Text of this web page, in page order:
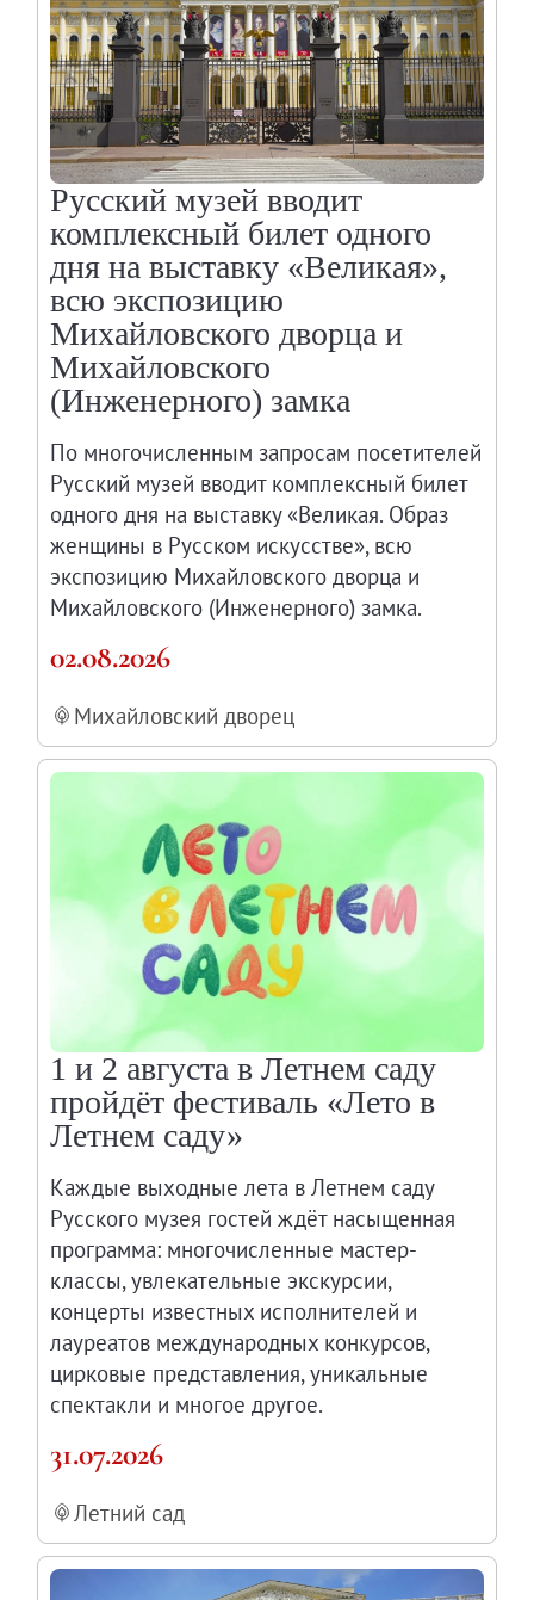
Живопись XVIII – первой половины XIX вв.
Живопись второй половины XIX века -
Скульптура XVIII – начала XX вв.
Скульптура XX – XXI вв.
Нумизматика
Гравюра
Рисунок
Декоративно-прикладное искусство
Народное искусство
Искусство новейших течений
Архив изображений
Современная фотография
Дар Петера и Ирене Людвиг
Образование и наука
Молодёжный совет
Каталоги и альбомы
Научные каталоги собрания
Научные сборники
Буклеты
Ежегодные отчеты
Служба регионального развития Русского
Лекции и абонементы
Лекторий
Лекции
Абонементы
Реставрация
Открытая реставрация шедевров Григория
Искусство и технологии
Онлайн-курсы «Лифт в будущее»
Современная наука и границы синтеза
Виртуальные 3D туры по выставкам
Русский музей вводит
комплексный билет одного
дня на выставку «Великая»,
всю экспозицию
Михайловского дворца и
Михайловского
(Инженерного) замка
По многочисленным запросам посетителей
Русский музей вводит комплексный билет
одного дня на выставку «Великая. Образ
женщины в Русском искусстве», всю
экспозицию Михайловского дворца и
Михайловского (Инженерного) замка.
02.08.2026
Михайловский дворец
1 и 2 августа в Летнем саду
пройдёт фестиваль «Лето в
Летнем саду»
Каждые выходные лета в Летнем саду
Русского музея гостей ждёт насыщенная
программа: многочисленные мастер-
классы, увлекательные экскурсии,
концерты известных исполнителей и
лауреатов международных конкурсов,
цирковые представления, уникальные
спектакли и многое другое.
31.07.2026
Летний сад